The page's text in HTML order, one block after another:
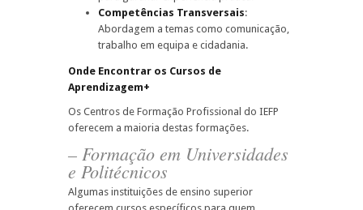
Competências Transversais:
Abordagem a temas como comunicação,
trabalho em equipa e cidadania.
Onde Encontrar os Cursos de
Aprendizagem+
Os Centros de Formação Profissional do IEFP
oferecem a maioria destas formações.
– Formação em Universidades
e Politécnicos
Algumas instituições de ensino superior